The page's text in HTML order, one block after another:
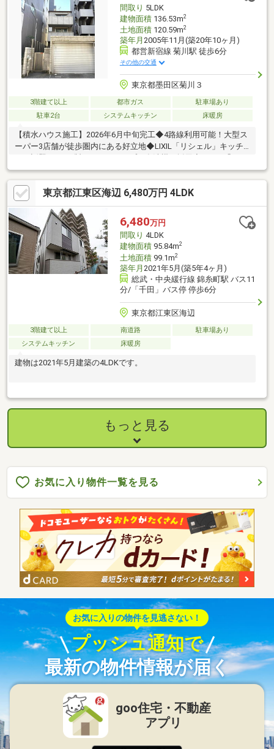
間取り 5LDK
建物面積136.53m2
土地面積120.59m2
築年月 2005年11月(築20年10ヶ月)
都営新宿線 菊川駅 徒歩6分
その他の交通
東京都墨田区菊川３
3階建て以上 都市ガス
駐車場あり
駐車2台
システムキッチン 床暖房
【積水ハウス施工】2026年6月中旬完工◆4路線利用可能！大型ス
ーパー3店舗が徒歩圏内にある好立地◆LIXIL「リシェル」キッチ
ラ」（楽湯付・1620）や24V型浴室TVなど上質設備が充実◆グレ
ージュ基調の空間にハイドアを採用し、圧倒的な開放感◆アルミ
フレーム×グレーガラスの収納がショールームのような洗練された
空間を演出全営業が宅建士の安心対応！弊社が売主物件のため、
物件を熟知した担当者が直接ご説明・ご案内いたします。【ピタ
ットハウス清澄白河売買センター】TEL：03-5639-2611
東京都江東区海辺 6,480万円 4LDK
6,480万円
間取り 4LDK
建物面積95.84m2
土地面積99.1m2
築年月 2021年5月(築5年4ヶ月)
総武・中央緩行線 錦糸町駅 バス11
分/「千田」バス停 停歩6分
東京都江東区海辺
3階建て以上 南道路
駐車場あり
システムキッチン
床暖房
建物は2021年5月建築の4LDKです。
もっと見る
お気に入り物件一覧を見る
お気に入りの物件を見逃さない！
プッシュ通知で
最新の物件情報が届く
goo住宅・不動産
アプリ